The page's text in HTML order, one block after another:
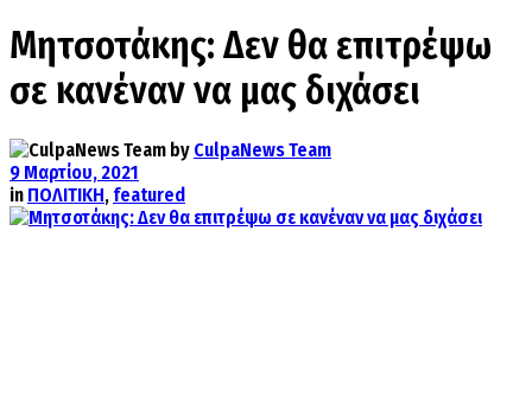
Μητσοτάκης: Δεν θα επιτρέψω
σε κανέναν να μας διχάσει
by CulpaNews Team
9 Μαρτίου, 2021
in ΠΟΛΙΤΙΚΗ, featured